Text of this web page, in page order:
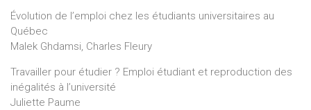
Évolution de l’emploi chez les étudiants universitaires au
Québec
Malek Ghdamsi, Charles Fleury
Travailler pour étudier ? Emploi étudiant et reproduction des
inégalités à l’université
Juliette Paume